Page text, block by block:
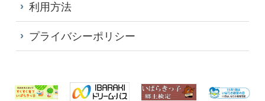
利用方法
プライバシーポリシー